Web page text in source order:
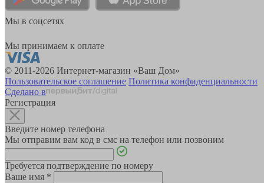
Мы в соцсетях
Мы принимаем к оплате
© 2011-2026 Интернет-магазин «Ваш Дом»
Пользовательское соглашение Политика конфиденциальности
Сделано в
Регистрация
Введите номер телефона
Мы отправим вам код в смс на телефон или позвоним
Требуется подтверждение по номеру
Ваше имя *